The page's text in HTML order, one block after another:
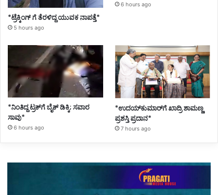
*ಟ್ರೆಕ್ಕಿಂಗ್ ಗೆ ತೆರಳಿದ್ದ ಯುವಕ ನಾಪತ್ತೆ*
5 hours ago
6 hours ago
*ನಿಂತಿದ್ದ ಟ್ರಕ್‌ಗೆ ಬೈಕ್ ಡಿಕ್ಕಿ; ಸವಾರ
ಸಾವು*
6 hours ago
*ಉದಯ್‌ಕುಮಾರ್‌ಗೆ ಖಾದ್ರಿ ಶಾಮಣ್ಣ
ಪ್ರಶಸ್ತಿ ಪ್ರದಾನ*
7 hours ago